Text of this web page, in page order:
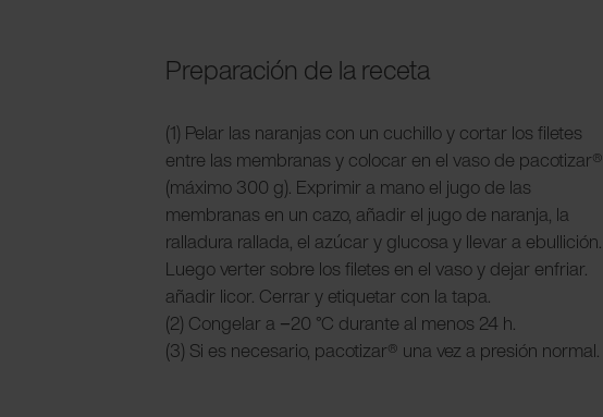
Preparación de la receta
(1) Pelar las naranjas con un cuchillo y cortar los filetes
entre las membranas y colocar en el vaso de pacotizar®
(máximo 300 g). Exprimir a mano el jugo de las
membranas en un cazo, añadir el jugo de naranja, la
ralladura rallada, el azúcar y glucosa y llevar a ebullición.
Luego verter sobre los filetes en el vaso y dejar enfriar.
añadir licor. Cerrar y etiquetar con la tapa.
(2) Congelar a −20 °C durante al menos 24 h.
(3) Si es necesario, pacotizar® una vez a presión normal.